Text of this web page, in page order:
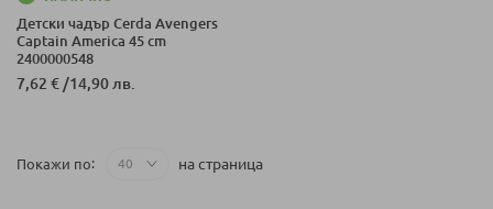
Детски чадър Cerda Avengers
Captain America 45 cm
2400000548
7,62 € /14,90 лв.
Покажи по на страница